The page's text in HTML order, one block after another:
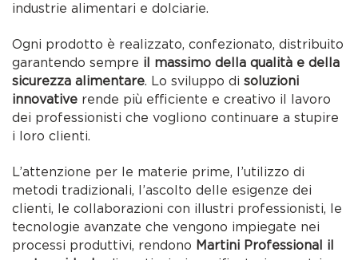
industrie alimentari e dolciarie.
Ogni prodotto è realizzato, confezionato, distribuito
garantendo sempre il massimo della qualità e della
sicurezza alimentare. Lo sviluppo disoluzioni
innovative rende più efficiente e creativo il lavoro
dei professionisti che vogliono continuare a stupire
i loro clienti.
L’attenzione per le materie prime, l’utilizzo di
metodi tradizionali, l’ascolto delle esigenze dei
clienti, le collaborazioni con illustri professionisti, le
tecnologie avanzate che vengono impiegate nei
processi produttivi, rendono Martini Professional il